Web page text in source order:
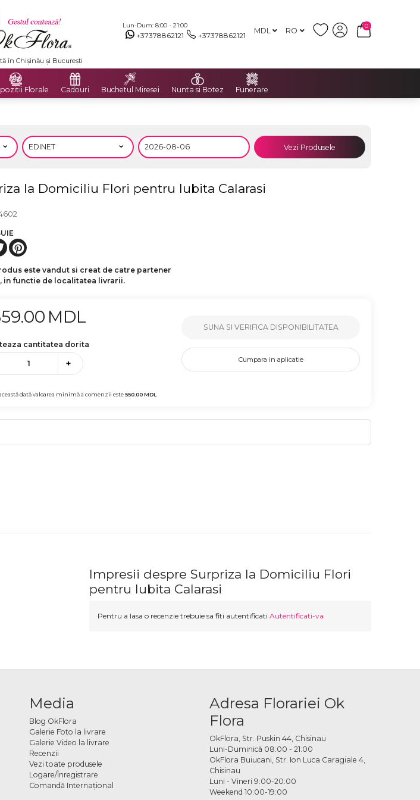
Lun-Dum: 8:00 - 21:00
+37378862121 +37378862121 MDL RO
0
în Chișinău și București
Florale Cadouri Buchetul Miresei Nunta si Botez Funerare
Vezi Produsele
la Domiciliu Flori pentru Iubita Calarasi
este vandut si creat de catre partener
in functie de localitatea livrarii.
MDL
cantitatea dorita
+
dată valoarea minimă a comenzii este550.00MDL
SUNA SI VERIFICA DISPONIBILITATEA
Cumpara in aplicatie
Impresii despre Surpriza la Domiciliu Flori
pentru Iubita Calarasi
Pentru a lasa o recenzie trebuie sa fiti autentificati Autentificati-va
Media
Blog OkFlora
Galerie Foto la livrare
Galerie Video la livrare
Recenzii
Vezi toate produsele
Logare/Înregistrare
Comandă Internațional
Adresa Florariei Ok
Flora
OkFlora, Str. Puskin 44, Chisinau
Luni-Duminică 08:00 - 21:00
OkFlora Buiucani, Str. Ion Luca Caragiale 4,
Chisinau
Luni - Vineri 9:00-20:00
Weekend 10:00-19:00